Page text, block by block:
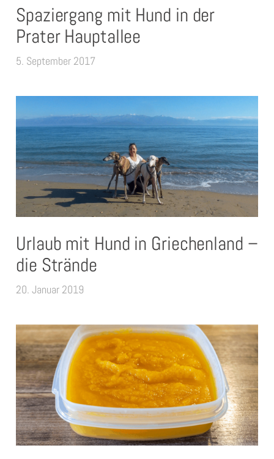
Spaziergang mit Hund in der
Prater Hauptallee
5. September 2017
Urlaub mit Hund in Griechenland –
die Strände
20. Januar 2019